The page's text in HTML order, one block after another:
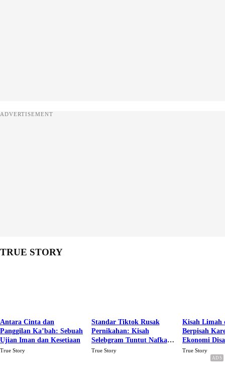
ADVERTISEMENT
TRUE STORY
Antara Cinta dan
Panggilan Ka’bah: Sebuah
Ujian Iman dan Kesetiaan
True Story
Standar Tiktok Rusak
Pernikahan: Kisah
Selebgram Tuntut Nafkah
Rp.15 Juta Perbulan
True Story
Kisah Limah
Berpisah
Ekonomi
Karena Cinta
True Story